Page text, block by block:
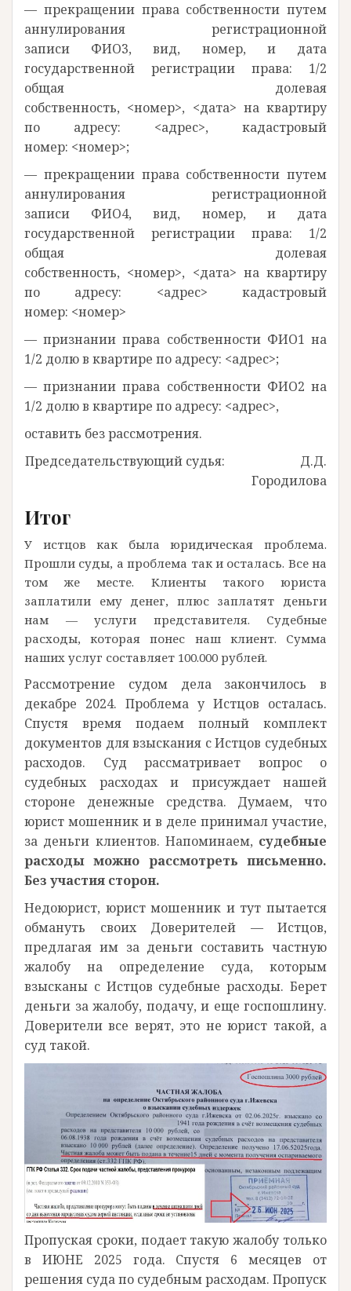
— прекращении права собственности путем
аннулирования регистрационной
записи ФИО3, вид, номер, и дата
государственной регистрации права: 1/2
общая долевая
собственность, <номер>, <дата> на квартиру
по адресу: <адрес>, кадастровый
номер: <номер>;
— прекращении права собственности путем
аннулирования регистрационной
записи ФИО4, вид, номер, и дата
государственной регистрации права: 1/2
общая долевая
собственность, <номер>, <дата> на квартиру
по адресу: <адрес> кадастровый
номер: <номер>
— признании права собственности ФИО1 на
1/2 долю в квартире по адресу: <адрес>;
— признании права собственности ФИО2 на
1/2 долю в квартире по адресу: <адрес>,
оставить без рассмотрения.
Председательствующий судья: Д.Д.
Городилова
Итог
У истцов как была юридическая проблема.
Прошли суды, а проблема так и осталась. Все на
том же месте. Клиенты такого юриста
заплатили ему денег, плюс заплатят деньги
нам — услуги представителя. Судебные
расходы, которая понес наш клиент. Сумма
наших услуг составляет 100.000 рублей.
Рассмотрение судом дела закончилось в
декабре 2024. Проблема у Истцов осталась.
Спустя время подаем полный комплект
документов для взыскания с Истцов судебных
расходов. Суд рассматривает вопрос о
судебных расходах и присуждает нашей
стороне денежные средства. Думаем, что
юрист мошенник и в деле принимал участие,
за деньги клиентов. Напоминаем, судебные
расходы можно рассмотреть письменно.
Без участия сторон.
Недоюрист, юрист мошенник и тут пытается
обмануть своих Доверителей — Истцов,
предлагая им за деньги составить частную
жалобу на определение суда, которым
взысканы с Истцов судебные расходы. Берет
деньги за жалобу, подачу, и еще госпошлину.
Доверители все верят, это не юрист такой, а
суд такой.
Пропуская сроки, подает такую жалобу только
в ИЮНЕ 2025 года. Спустя 6 месяцев от
решения суда по судебным расходам. Пропуск